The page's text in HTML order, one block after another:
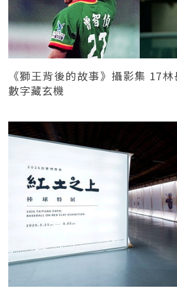
《獅王背後的故事》攝影集 17
數字藏玄機